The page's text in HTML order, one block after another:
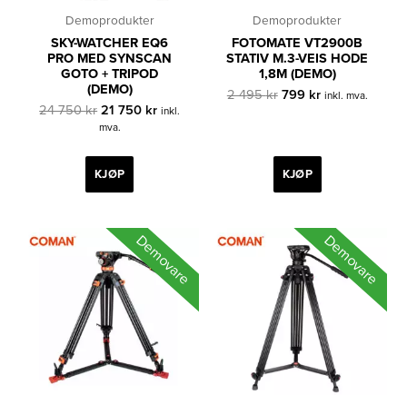
Demoprodukter
SKY-WATCHER EQ6
PRO MED SYNSCAN
GOTO + TRIPOD
(DEMO)
24 750kr Opprinnelig
pris
24
750 kr.
21 750 krNåværende
inkl.
mva.
KJØP
Demoprodukter
FOTOMATE VT2900B
STATIV M.3-VEIS HODE
1,8M (DEMO)
2 495kr Opprinnelig
495 kr.
799 krNåværende
inkl. mva.
KJØP
Demovare Demovare